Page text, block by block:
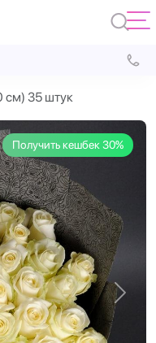
см) 35 штук
Получить кешбек 30%